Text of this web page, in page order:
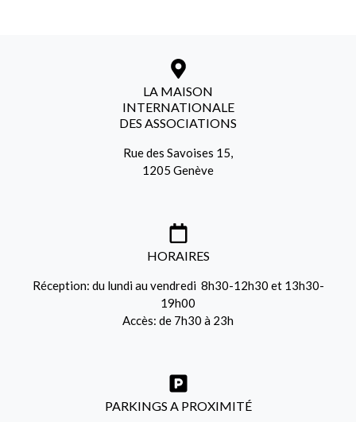
LA MAISON
INTERNATIONALE
DES ASSOCIATIONS
Rue des Savoises 15,
1205 Genève
HORAIRES
Réception: du lundi au vendredi 8h30-12h30 et 13h30-
19h00
Accès: de 7h30 à 23h
PARKINGS A PROXIMITÉ